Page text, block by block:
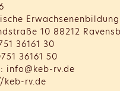
10 88212
36161 30
36161 50
info@keb-rv.de
keb-rv.de